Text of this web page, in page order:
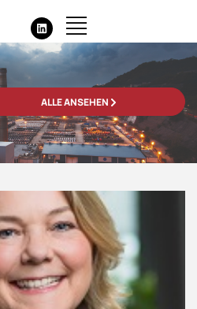
ALLE ANSEHEN